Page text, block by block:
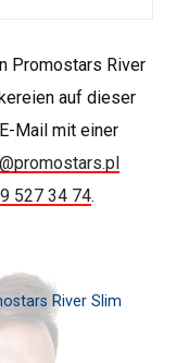
Promostars River
auf dieser
Mail mit einer
527 34 74.
River Slim